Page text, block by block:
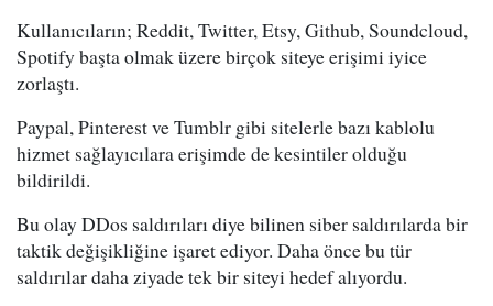
Kullanıcıların; Reddit, Twitter, Etsy, Github, Soundcloud,
Spotify başta olmak üzere birçok siteye erişimi iyice
zorlaştı.
Paypal, Pinterest ve Tumblr gibi sitelerle bazı kablolu
hizmet sağlayıcılara erişimde de kesintiler olduğu
bildirildi.
Bu olay DDos saldırıları diye bilinen siber saldırılarda bir
taktik değişikliğine işaret ediyor. Daha önce bu tür
saldırılar daha ziyade tek bir siteyi hedef alıyordu.